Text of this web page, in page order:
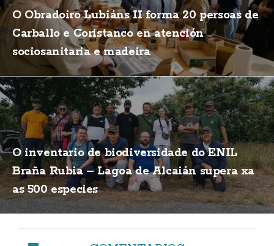
O Obradoiro Lubiáns II forma 20 persoas de
Carballo e Coristanco en atención
sociosanitaria e madeira
O inventario de biodiversidade do ENIL
Braña Rubia – Lagoa de Alcaián supera xa
as 500 especies